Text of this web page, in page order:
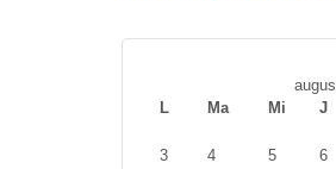
L
Ma Mi J
3
4 5 6